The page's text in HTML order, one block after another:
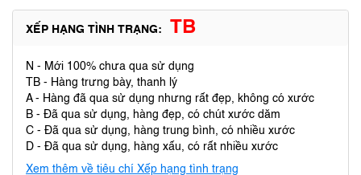
XẾP HẠNG TÌNH TRẠNG: TB
N - Mới 100% chưa qua sử dụng
TB - Hàng trưng bày, thanh lý
A - Hàng đã qua sử dụng nhưng rất đẹp, không có xước
B - Đã qua sử dụng, hàng đẹp, có chút xước dăm
C - Đã qua sử dụng, hàng trung bình, có nhiều xước
D - Đã qua sử dụng, hàng xấu, có rất nhiều xước
Xem thêm về tiêu chí Xếp hạng tình trạng